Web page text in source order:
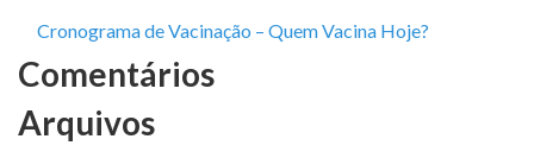
Cronograma de Vacinação – Quem Vacina Hoje?
Comentários
Arquivos